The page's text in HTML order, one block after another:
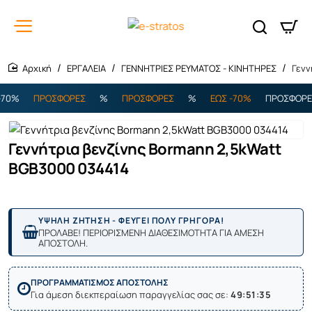
ΕΡΓΑΛΕΙΑ ΓΕΝΝΗΤΡΙΕΣ ΡΕΥΜΑΤΟΣ - ΚΙΝΗΤΗΡΕΣ
ΠΡΟΣΦΟΡΕΣ ΠΡΟΣΦΟΡΕΣ ΕΩΣ -70% ΠΡΟΣΦΟΡΕΣ
Γεννήτρια βενζίνης Bormann 2,5kWatt
BGB3000 034414
ΥΨΗΛΗ ΖΗΤΗΣΗ - ΦΕΥΓΕΙ ΠΟΛΥ ΓΡΗΓΟΡΑ!
ΠΡΟΛΑΒΕ! ΠΕΡΙΟΡΙΣΜΕΝΗ ΔΙΑΘΕΣΙΜΟΤΗΤΑ ΓΙΑ ΑΜΕΣΗ
ΑΠΟΣΤΟΛΗ.
ΠΡΟΓΡΑΜΜΑΤΙΣΜΟΣ ΑΠΟΣΤΟΛΗΣ
Για άμεση διεκπεραίωση παραγγελίας σας σε: 49:51:35